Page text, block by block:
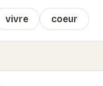
vivre coeur